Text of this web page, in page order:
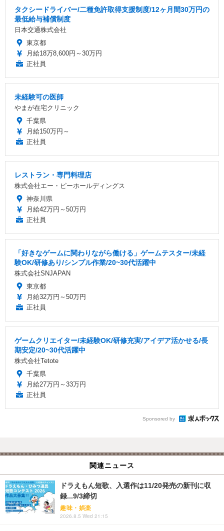
タクシードライバー/二種免許取得支援制度/12ヶ月間30万円の
最低給与補償制度
日本交通株式会社
東京都
月給18万8,600円～30万円
正社員
未経験可の医師
やまが在宅クリニック
千葉県
月給150万円～
正社員
レストラン・専門料理店
株式会社エー・ピーホールディングス
神奈川県
月給42万円～50万円
正社員
「好きなゲームに関わりながら働ける」ゲームテスター/未経
験OK/研修あり/シンプル作業/20~30代活躍中
株式会社SNJAPAN
東京都
月給32万円～50万円
正社員
ゲームクリエイター/未経験OK/研修充実/アイデア活かせる/長
期安定/20~30代活躍中
株式会社Tetote
千葉県
月給27万円～33万円
正社員
Sponsored by
関連ニュース
ドラえもん短歌、入選作は11/20発売の新刊に収
録...9/3締切
趣味・娯楽
2026.8.5 Wed 21:15